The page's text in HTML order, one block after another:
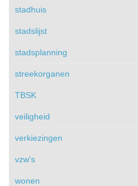
stadhuis
stadslijst
stadsplanning
streekorganen
TBSK
veiligheid
verkiezingen
vzw's
wonen